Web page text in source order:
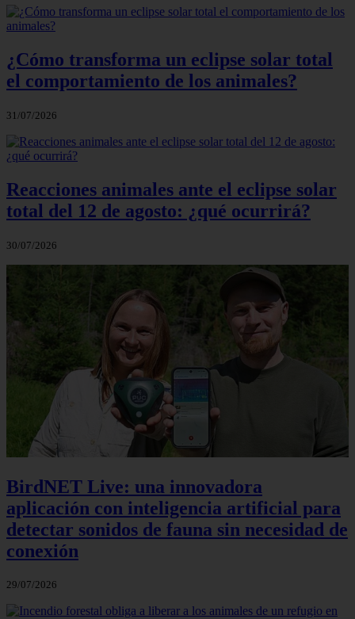
¿Cómo transforma un eclipse solar total
el comportamiento de los animales?
31/07/2026
Reacciones animales ante el eclipse solar
total del 12 de agosto: ¿qué ocurrirá?
30/07/2026
BirdNET Live: una innovadora
aplicación con inteligencia artificial para
detectar sonidos de fauna sin necesidad de
conexión
29/07/2026